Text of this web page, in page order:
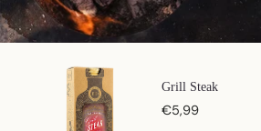
Grill Steak
€5,99